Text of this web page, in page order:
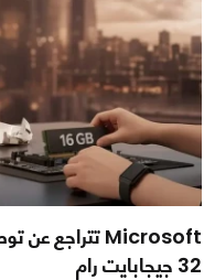
32 جيجابايت رام